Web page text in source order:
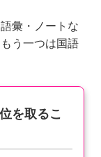
彙・ノートな
う一つは国語
を取るこ